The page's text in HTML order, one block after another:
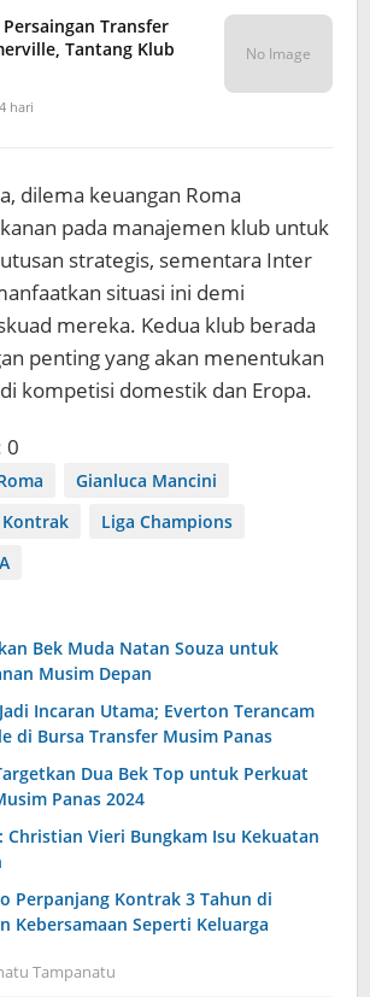
Transfer
Tantang Klub
hari
No Image
dilema keuangan Roma
pada manajemen klub untuk
strategis, sementara Inter
situasi ini demi
mereka. Kedua klub berada
penting yang akan menentukan
kompetisi domestik dan Eropa.
0
Gianluca Mancini
Kontrak
Liga Champions
Bek Muda Natan Souza untuk
Musim Depan
Incaran Utama; Everton Terancam
di Bursa Transfer Musim Panas
Dua Bek Top untuk Perkuat
Panas 2024
Christian Vieri Bungkam Isu Kekuatan
Perpanjang Kontrak 3 Tahun di
Kebersamaan Seperti Keluarga
Tampanatu